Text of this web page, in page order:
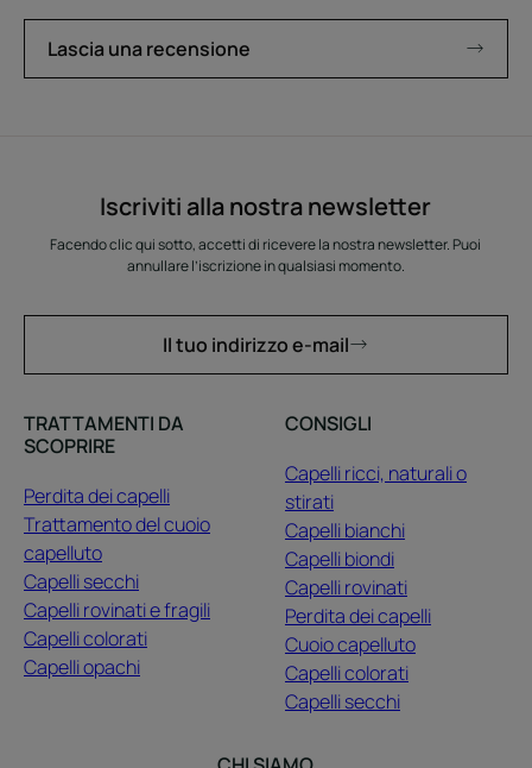
Lascia una recensione
Iscriviti alla nostra newsletter
Facendo clic qui sotto, accetti di ricevere la nostra newsletter. Puoi
annullare l’iscrizione in qualsiasi momento.
Il tuo indirizzo e-mail
TRATTAMENTI DA
SCOPRIRE
Perdita dei capelli
Trattamento del cuoio
capelluto
Capelli secchi
Capelli rovinati e fragili
Capelli colorati
Capelli opachi
CONSIGLI
Capelli ricci, naturali o
stirati
Capelli bianchi
Capelli biondi
Capelli rovinati
Perdita dei capelli
Cuoio capelluto
Capelli colorati
Capelli secchi